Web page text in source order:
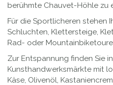
berühmte Chauvet-Höhle zu
Für die Sportlicheren stehen
Schluchten, Klettersteige,
Rad- oder
Zur Entspannung finden Sie
Kunsthandwerksmärkte mit
Käse, Olivenöl,